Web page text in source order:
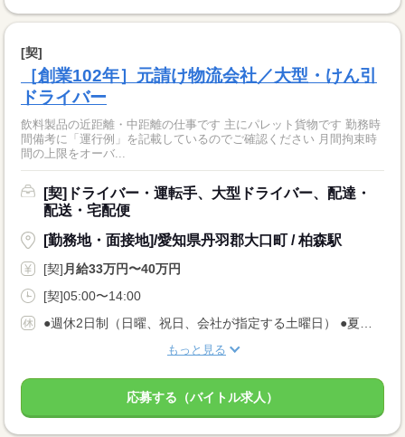
[契]
［創業102年］元請け物流会社／大型・けん引
ドライバー
飲料製品の近距離・中距離の仕事です 主にパレット貨物です 勤務時
間備考に「運行例」を記載しているのでご確認ください 月間拘束時
間の上限をオーバ...
[契]ドライバー・運転手、大型ドライバー、配達・
配送・宅配便
[勤務地・面接地]/愛知県丹羽郡大口町 / 柏森駅
[契] 月給33万円〜40万円
[契]05:00〜14:00
もっと見る
応募する（バイトル求人）